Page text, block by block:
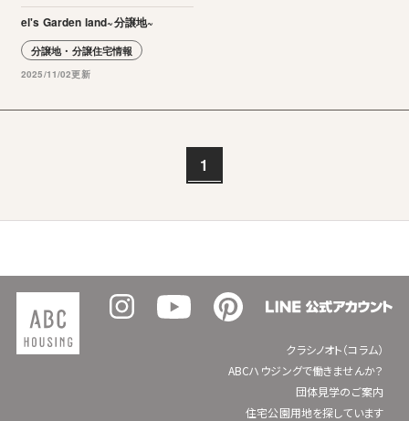
el's Garden land~分譲地~
分譲地・分譲住宅情報
2025/11/02更新
1
クラシノオト（コラム）
ABCハウジングで働きませんか？
団体見学のご案内
住宅公園用地を探しています